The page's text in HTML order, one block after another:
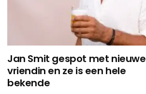
Jan Smit gespot met nieuwe
vriendin en ze is een hele
bekende